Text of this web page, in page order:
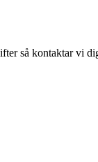
så kontaktar vi